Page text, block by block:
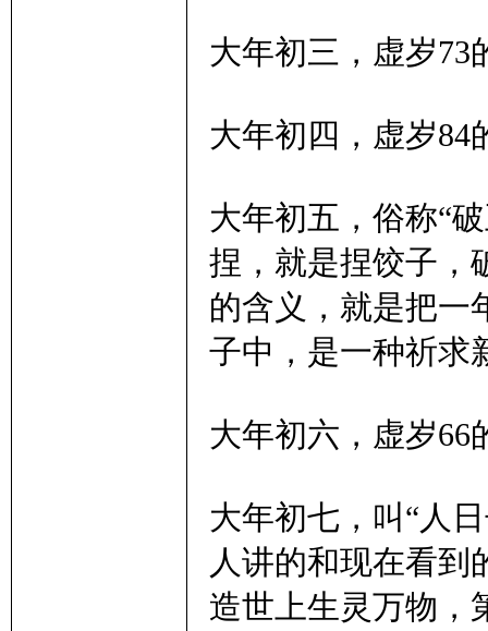
大年初三，虚岁73
大年初四，虚岁84
大年初五，俗称“
捏，就是捏饺子，
的含义，就是把一
子中，是一种祈求
大年初六，虚岁66
大年初七，叫“人
人讲的和现在看到
造世上生灵万物，